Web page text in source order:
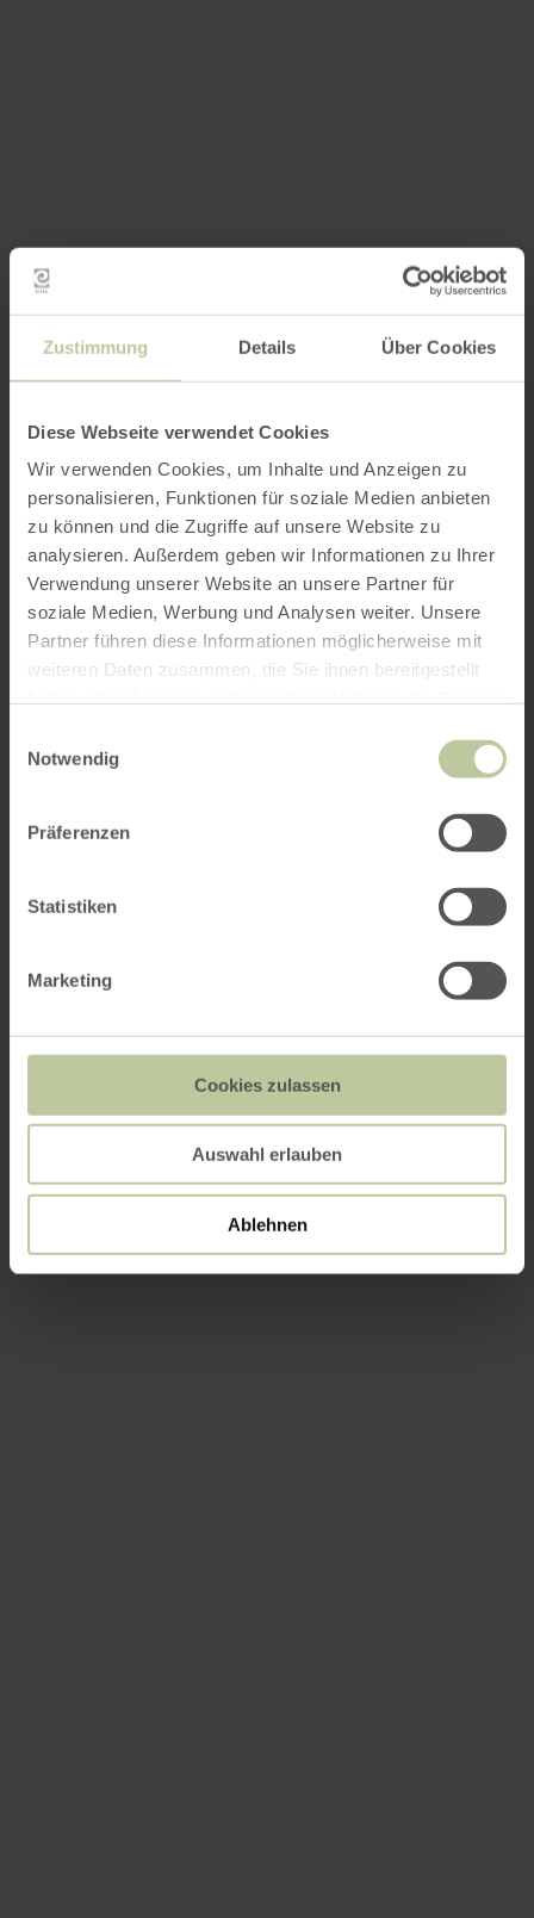
Zustimmung Details Über Cookies
Diese Webseite verwendet Cookies
Wir verwenden Cookies, um Inhalte und Anzeigen zu
personalisieren, Funktionen für soziale Medien anbieten
zu können und die Zugriffe auf unsere Website zu
analysieren. Außerdem geben wir Informationen zu Ihrer
Verwendung unserer Website an unsere Partner für
soziale Medien, Werbung und Analysen weiter. Unsere
Partner führen diese Informationen möglicherweise mit
weiteren Daten zusammen, die Sie ihnen bereitgestellt
Notwendig
Präferenzen
Statistiken
Marketing
Cookies zulassen
Auswahl erlauben
Ablehnen